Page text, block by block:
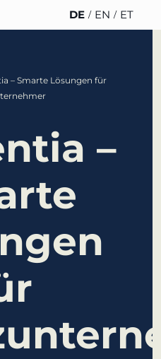
DE EN ET
Partner
Partner
– Smarte Lösungen für
–